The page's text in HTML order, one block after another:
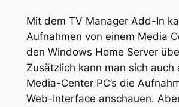
Mit dem TV Manager Add-In
Aufnahmen von einem Media
den Windows Home Server
Zusätzlich kann man sich auch
Media-Center PC’s die
Web-Interface anschauen.